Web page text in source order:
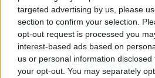
targeted advertising by us, please
section to confirm your selection.
opt-out request is processed you
interest-based ads based on
us or personal information
your opt-out. You may separately
ΔΕΙΤΕ ΕΠΙΣΗΣ
ΣΤΗΝ ΙΔΙΑ